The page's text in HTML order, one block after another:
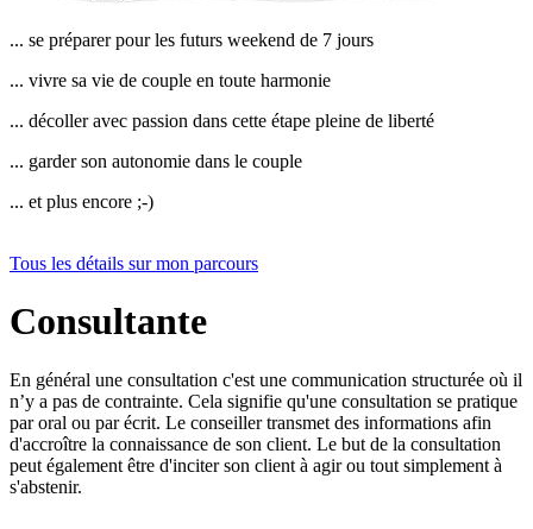
... se préparer pour les futurs weekend de 7 jours
... vivre sa vie de couple en toute harmonie
... décoller avec passion dans cette étape pleine de liberté
... garder son autonomie dans le couple
... et plus encore ;-)
Tous les détails sur mon parcours
Consultante
En général une consultation c'est une communication structurée où il
n’y a pas de contrainte. Cela signifie qu'une consultation se pratique
par oral ou par écrit. Le conseiller transmet des informations afin
d'accroître la connaissance de son client. Le but de la consultation
peut également être d'inciter son client à agir ou tout simplement à
s'abstenir.